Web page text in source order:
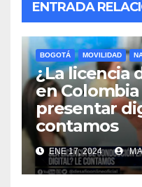
ENTRADA
BOGOTÁ MOVILIDAD
¿La licencia
en
presentar
contamos
ENE 17, 2024